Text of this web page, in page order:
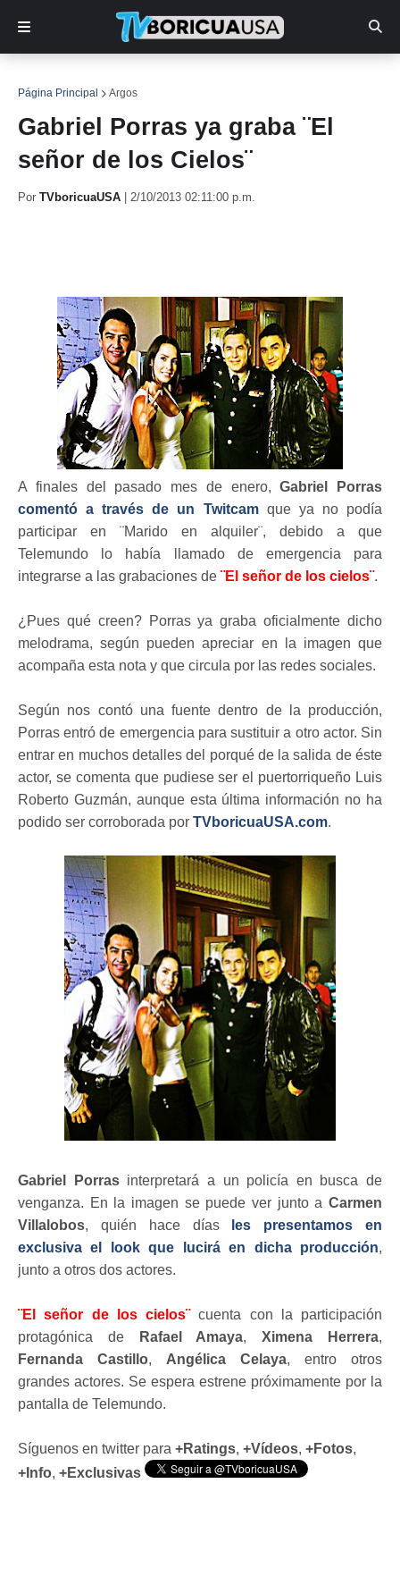
Página Principal Argos
Gabriel Porras ya graba ¨El
señor de los Cielos¨
Por TVboricuaUSA 2/10/2013 02:11:00 p.m.
A finales del pasado mes de enero,Gabriel Porras
comentó a través de un Twitcamque ya no podía
participar en ¨Marido en alquiler¨, debido a que
Telemundo lo había llamado de emergencia para
integrarse a las grabaciones de ¨El señor de los cielos¨.
¿Pues qué creen? Porras ya graba oficialmente dicho
melodrama, según pueden apreciar en la imagen que
acompaña esta nota y que circula por las redes sociales.
Según nos contó una fuente dentro de la producción,
Porras entró de emergencia para sustituir a otro actor. Sin
entrar en muchos detalles del porqué de la salida de éste
actor, se comenta que pudiese ser el puertorriqueño Luis
Roberto Guzmán, aunque esta última información no ha
podido ser corroborada por TVboricuaUSA.com.
Gabriel Porrasinterpretará a un policía en busca de
venganza. En la imagen se puede ver junto a Carmen
Villalobos, quién hace días
les presentamos en
exclusiva el look que lucirá en dicha producción,
junto a otros dos actores.
¨El señor de los cielos¨cuenta con la participación
protagónica de
Rafael Amaya,Ximena Herrera,
Fernanda Castillo, Angélica Celaya, entro otros
grandes actores. Se espera estrene próximamente por la
pantalla de Telemundo.
Síguenos en twitter para +Ratings, +Vídeos, +Fotos,
+Info, +Exclusivas